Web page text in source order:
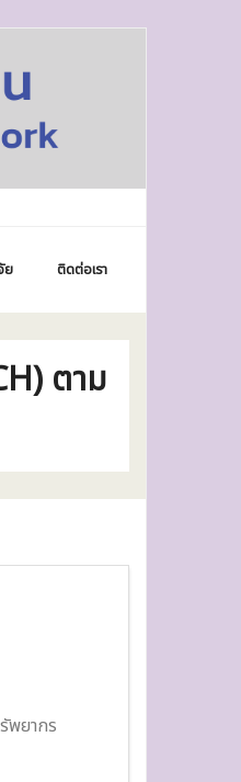
ย ติดต่อเรา
ตาม
พยากร